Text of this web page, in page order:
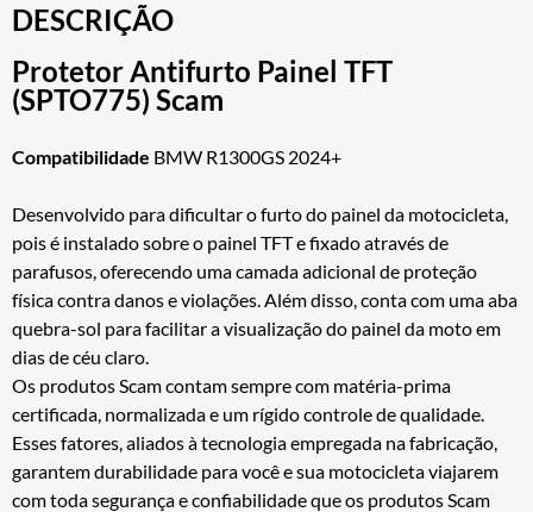
DESCRIÇÃO
Protetor Antifurto Painel TFT
(SPTO775) Scam
Compatibilidade BMW R1300GS 2024+
Desenvolvido para dificultar o furto do painel da motocicleta,
pois é instalado sobre o painel TFT e fixado através de
parafusos, oferecendo uma camada adicional de proteção
física contra danos e violações. Além disso, conta com uma aba
quebra-sol para facilitar a visualização do painel da moto em
dias de céu claro.
Os produtos Scam contam sempre com matéria-prima
certificada, normalizada e um rígido controle de qualidade.
Esses fatores, aliados à tecnologia empregada na fabricação,
garantem durabilidade para você e sua motocicleta viajarem
com toda segurança e confiabilidade que os produtos Scam